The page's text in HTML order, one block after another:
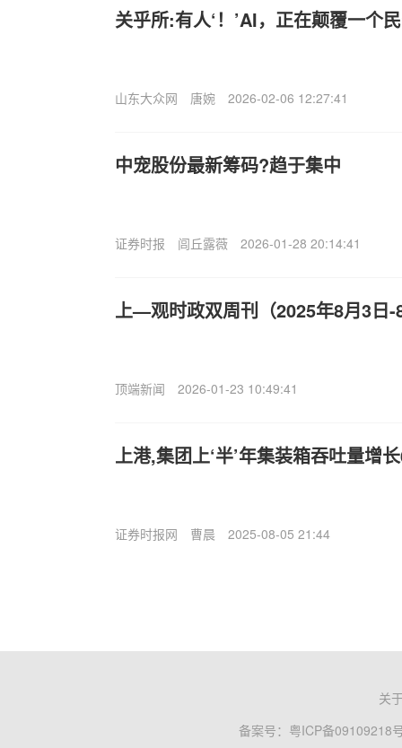
关乎所:有人‘！’AI，正在颠覆一个
山东大众网 唐婉 2026-02-06 12:27:41
中宠股份最新筹码?趋于集中
证券时报 闾丘露薇 2026-01-28 20:14:41
上—观时政双周刊（2025年8月3日-
顶端新闻 2026-01-23 10:49:41
上港,集团上‘半’年集装箱吞吐量增
证券时报网 曹晨 2025-08-05 21:44
关
备案号： 粤ICP备09109218